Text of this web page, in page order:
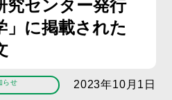
究センター発行
」に掲載された
らせ 2023年10月1日